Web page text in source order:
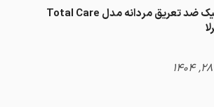
استیک ضد تعریق مردانه مدل Total Care